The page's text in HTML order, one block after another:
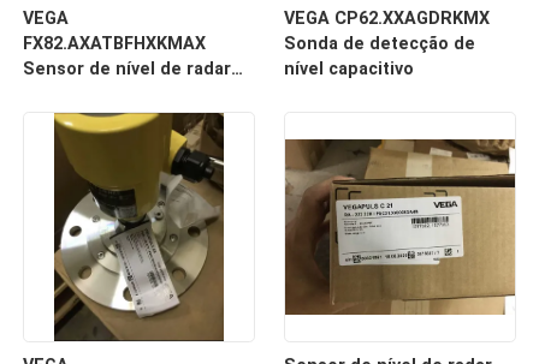
VEGA
FX82.AXATBFHXKMAX
Sensor de nível de radar
VEGA CP62.XXAGDRKMX
Sonda de detecção de
nível capacitivo